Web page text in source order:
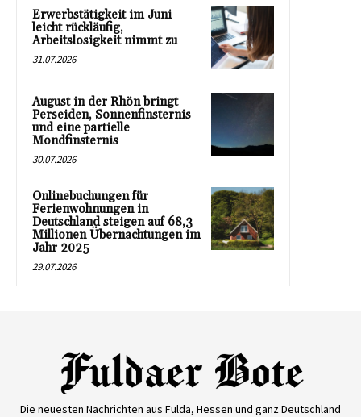
Erwerbstätigkeit im Juni
leicht rückläufig,
Arbeitslosigkeit nimmt zu
31.07.2026
August in der Rhön bringt
Perseiden, Sonnenfinsternis
und eine partielle
Mondfinsternis
30.07.2026
Onlinebuchungen für
Ferienwohnungen in
Deutschland steigen auf 68,3
Millionen Übernachtungen im
Jahr 2025
29.07.2026
Die neuesten Nachrichten aus Fulda, Hessen und ganz Deutschland